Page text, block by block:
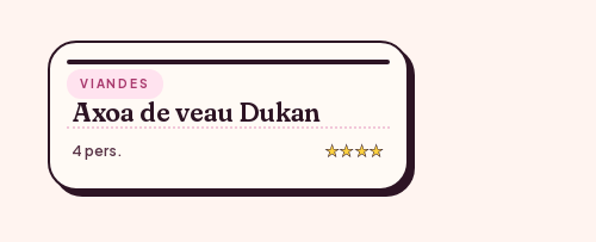
VIANDES
Axoa de veau Dukan
4 pers. ★★★★